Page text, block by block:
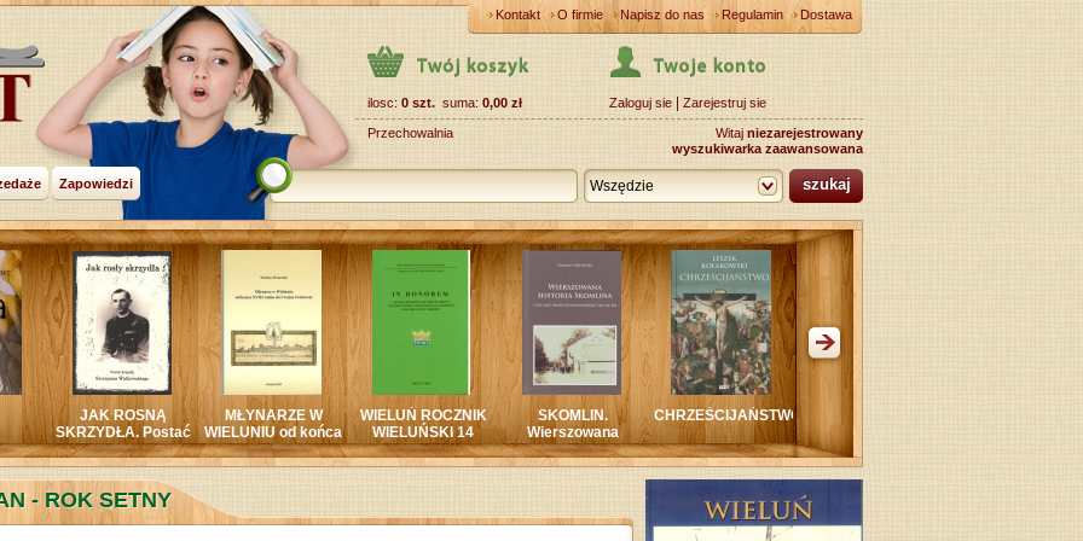
Kontakt O firmie Napisz do nas Regulamin Dostawa
Zapowiedzi
ilosc: 0 szt. suma: 0,00 zł Zaloguj sie Zarejestruj sie
Witaj niezarejestrowany
Przechowalnia
wyszukiwarka zaawansowana
Wszędzie szukaj
JAK ROSNĄ
Postać
SZCZEPANA
MŁYNARZE W
WIELUNIU od końca
XVIII wieku do wojny
światowej
WIELUŃ ROCZNIK
WIELUŃSKI 14
SKOMLIN.
Wierszowana
historia SKOMLINA
CHRZEŚCIJAŃSTWO WIELUŃ KOŚCIÓŁ
KATOLICKI W
POWIECIE
WIELUŃSKIM W
CZASIE I WOJNY
ŚWIATOWEJ
op.twarda
MONOGRAFIA
GMINY OSTRÓWEK
- ROK SETNY  seria DC Deluxe